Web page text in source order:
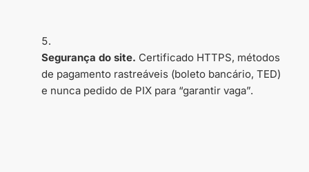
Segurança do site. Certificado HTTPS, métodos
de pagamento rastreáveis (boleto bancário, TED)
e nunca pedido de PIX para “garantir vaga”.